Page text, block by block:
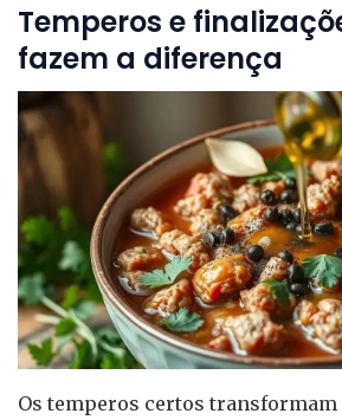
Temperos e
fazem a diferença
Os temperos certos transformam